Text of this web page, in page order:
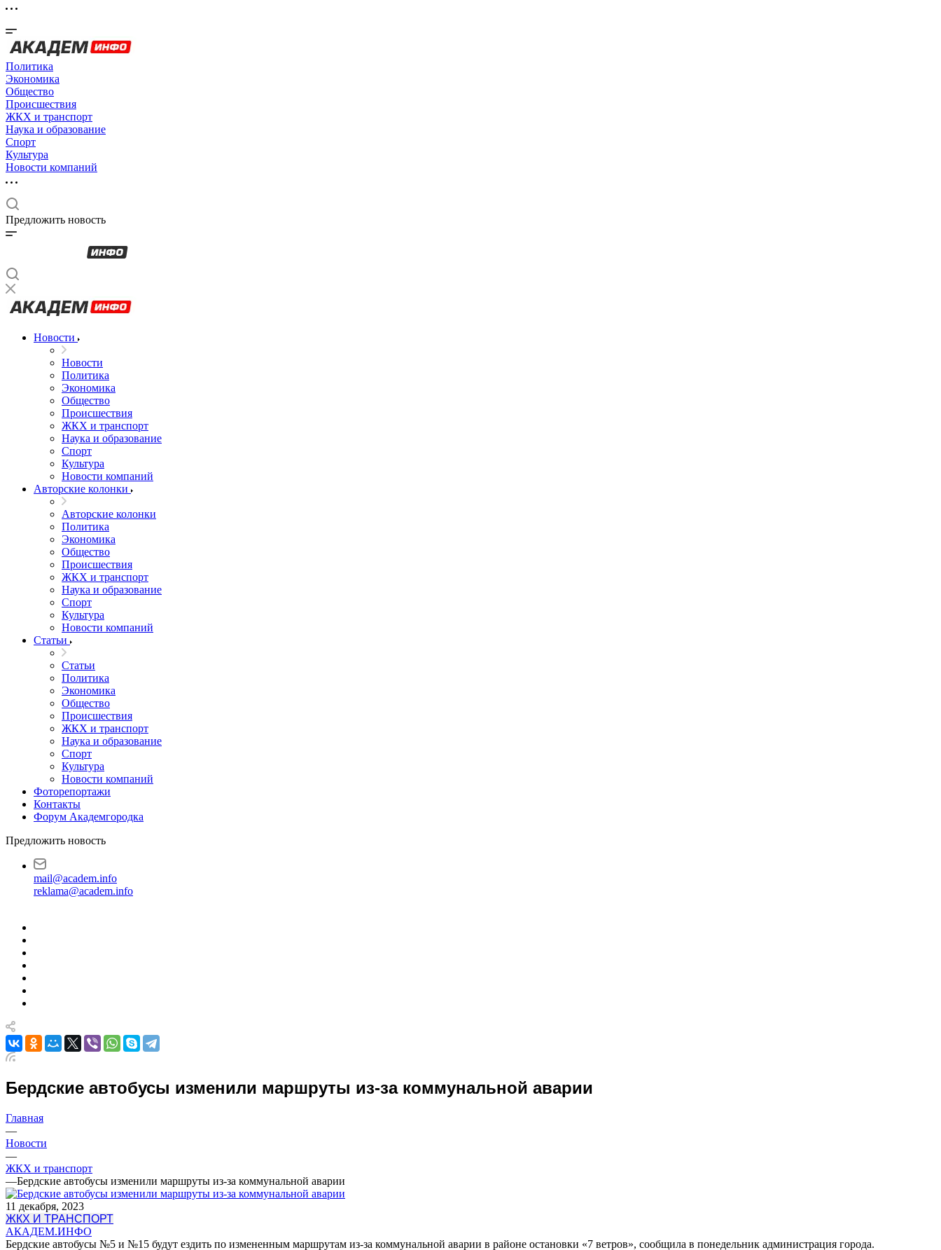
Политика
Экономика
Общество
Происшествия
ЖКХ и транспорт
Наука и образование
Спорт
Культура
Новости компаний
Предложить новость
Новости
Новости
Политика
Экономика
Общество
Происшествия
ЖКХ и транспорт
Наука и образование
Спорт
Культура
Новости компаний
Авторские колонки
Авторские колонки
Политика
Экономика
Общество
Происшествия
ЖКХ и транспорт
Наука и образование
Спорт
Культура
Новости компаний
Статьи
Статьи
Политика
Экономика
Общество
Происшествия
ЖКХ и транспорт
Наука и образование
Спорт
Культура
Новости компаний
Фоторепортажи
Контакты
Форум Академгородка
Предложить новость
mail@academ.info
reklama@academ.info
Бердские автобусы изменили маршруты из-за коммунальной аварии
Главная
—
Новости
—
ЖКХ и транспорт
—Бердские автобусы изменили маршруты из-за коммунальной аварии
11 декабря, 2023
ЖКХ И ТРАНСПОРТ
АКАДЕМ.ИНФО
Бердские автобусы №5 и №15 будут ездить по измененным маршрутам из-за коммунальной аварии в районе остановки «7 ветров», сообщила в понедельник администрация города.